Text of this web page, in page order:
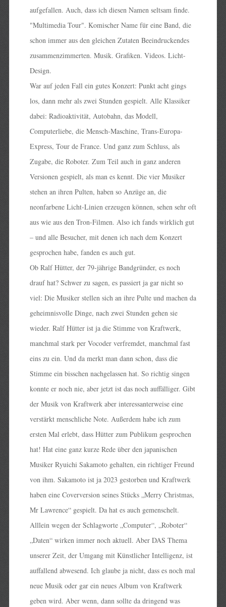
aufgefallen. Auch, dass ich diesen Namen seltsam finde.
"Multimedia Tour". Komischer Name für eine Band, die
schon immer aus den gleichen Zutaten Beeindruckendes
zusammenzimmerten. Musik. Grafiken. Videos. Licht-
Design.
War auf jeden Fall ein gutes Konzert: Punkt acht gings
los, dann mehr als zwei Stunden gespielt. Alle Klassiker
dabei: Radioaktivität, Autobahn, das Modell,
Computerliebe, die Mensch-Maschine, Trans-Europa-
Express, Tour de France. Und ganz zum Schluss, als
Zugabe, die Roboter. Zum Teil auch in ganz anderen
Versionen gespielt, als man es kennt. Die vier Musiker
stehen an ihren Pulten, haben so Anzüge an, die
neonfarbene Licht-Linien erzeugen können, sehen sehr oft
aus wie aus den Tron-Filmen. Also ich fands wirklich gut
– und alle Besucher, mit denen ich nach dem Konzert
gesprochen habe, fanden es auch gut.
Ob Ralf Hütter, der 79-jährige Bandgründer, es noch
drauf hat? Schwer zu sagen, es passiert ja gar nicht so
viel: Die Musiker stellen sich an ihre Pulte und machen da
geheimnisvolle Dinge, nach zwei Stunden gehen sie
wieder. Ralf Hütter ist ja die Stimme von Kraftwerk,
manchmal stark per Vocoder verfremdet, manchmal fast
eins zu ein. Und da merkt man dann schon, dass die
Stimme ein bisschen nachgelassen hat. So richtig singen
konnte er noch nie, aber jetzt ist das noch auffälliger. Gibt
der Musik von Kraftwerk aber interessanterweise eine
verstärkt menschliche Note. Außerdem habe ich zum
ersten Mal erlebt, dass Hütter zum Publikum gesprochen
hat! Hat eine ganz kurze Rede über den japanischen
Musiker Ryuichi Sakamoto gehalten, ein richtiger Freund
von ihm. Sakamoto ist ja 2023 gestorben und Kraftwerk
haben eine Coverversion seines Stücks „Merry Christmas,
Mr Lawrence“ gespielt. Da hat es auch gemenschelt.
Alllein wegen der Schlagworte „Computer“, „Roboter“
„Daten“ wirken immer noch aktuell. Aber DAS Thema
unserer Zeit, der Umgang mit Künstlicher Intelligenz, ist
auffallend abwesend. Ich glaube ja nicht, dass es noch mal
neue Musik oder gar ein neues Album von Kraftwerk
geben wird. Aber wenn, dann sollte da dringend was